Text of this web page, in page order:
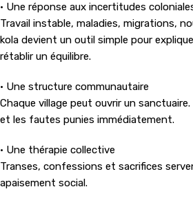
• Une réponse aux incertitudes
Travail instable, maladies, migrations,
kola devient un outil simple pour
rétablir un équilibre.
• Une structure communautaire
Chaque village peut ouvrir un
et les fautes punies immédiatement.
• Une thérapie collective
Transes, confessions et sacrifices
apaisement social.